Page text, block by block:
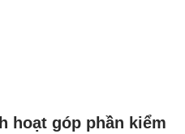
hoạt góp phần kiểm